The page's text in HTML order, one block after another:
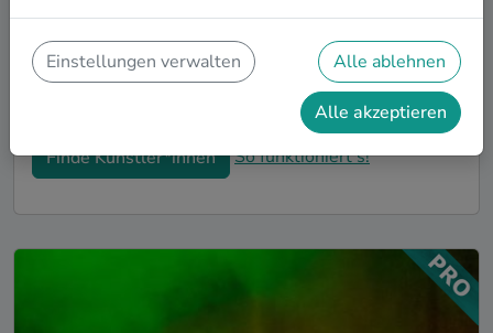
Vielzahl an professionellen Welt- Hochzeitsbands in
Bielefeld, die euer Fest zu einem echten Highlight
werden lassen. Buche jetzt genau die richtige Live-
Finde Künstler*innen So funktioniert's!
Einstellungen verwalten Alle ablehnen
Alle akzeptieren